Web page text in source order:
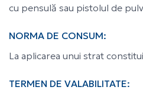
cu pensulă sau pistolul de
NORMA DE CONSUM:
La aplicarea unui strat
TERMEN DE VALABILITATE: